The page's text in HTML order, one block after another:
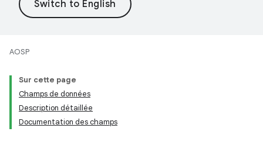
AOSP
Sur cette page
Champs de données
Description détaillée
Documentation des champs